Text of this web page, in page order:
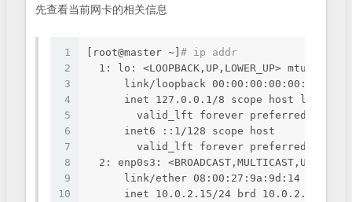
先查看当前网卡的相关信息
1
2
3
4
5
6
7
8
9
10
[root@master ~] # ip addr
1: lo: <LOOPBACK,UP,LOWER_UP> mtu
link/loopback 00:00:00:00:00:00 brd
      inet 127.0.0.1/8 scope host lo
valid_lft forever preferred_lft
      inet6 ::1/128 scope host
valid_lft forever preferred_lft
2: enp0s3:
link/ether 08:00:27:9a:9d:14 brd
inet 10.0.2.15/24 brd 10.0.2.255